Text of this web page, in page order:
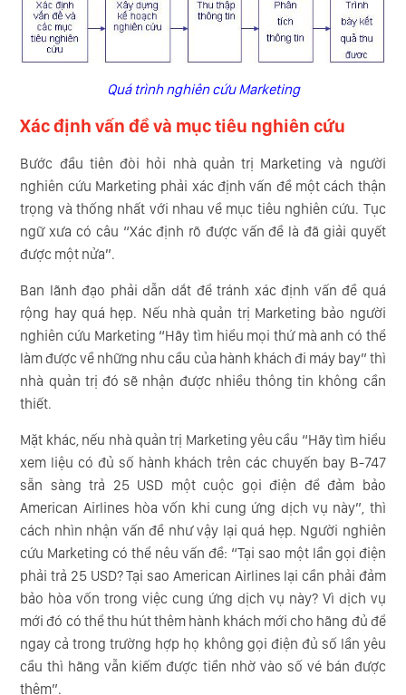
Quá trình nghiên cứu Marketing
Xác định vấn đề và mục tiêu nghiên cứu
Bước đầu tiên đòi hỏi nhà quản trị Marketing và người
nghiên cứu Marketing phải xác định vấn đề một cách thận
trọng và thống nhất với nhau về mục tiêu nghiên cứu. Tục
ngữ xưa có câu “Xác định rõ được vấn đề là đã giải quyết
được một nửa”.
Ban lãnh đạo phải dẫn dắt để tránh xác định vấn đề quá
rộng hay quá hẹp. Nếu nhà quản trị Marketing bảo người
nghiên cứu Marketing “Hãy tìm hiểu mọi thứ mà anh có thể
làm được về những nhu cầu của hành khách đi máy bay” thì
nhà quản trị đó sẽ nhận được nhiều thông tin không cần
thiết.
Mặt khác, nếu nhà quản trị Marketing yêu cầu “Hãy tìm hiểu
xem liệu có đủ số hành khách trên các chuyến bay B-747
sẵn sàng trả 25 USD một cuộc gọi điện để đảm bảo
American Airlines hòa vốn khi cung ứng dịch vụ này”, thì
cách nhìn nhận vấn đề như vậy lại quá hẹp. Người nghiên
cứu Marketing có thể nêu vấn đề: “Tại sao một lần gọi điện
phải trả 25 USD? Tại sao American Airlines lại cần phải đảm
bảo hòa vốn trong việc cung ứng dịch vụ này? Vì dịch vụ
mới đó có thể thu hút thêm hành khách mới cho hãng đủ để
ngay cả trong trường hợp họ không gọi điện đủ số lần yêu
cầu thì hãng vẫn kiếm được tiền nhờ vào số vé bán được
thêm”.